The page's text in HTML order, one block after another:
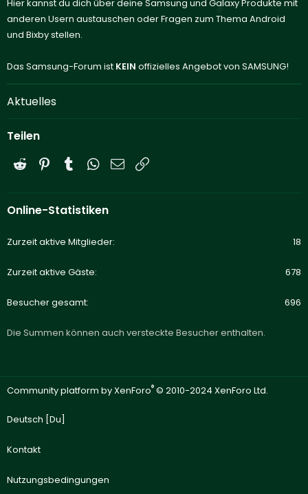
Hier kannst du dich über deine Samsung und Galaxy Produkte mit
anderen Usern austauschen oder Fragen zum Thema Android
und Bixby stellen.
Das Samsung-Forum ist KEIN offizielles Angebot von SAMSUNG!
Aktuelles
Teilen
Reddit PinterestTumblrWhatsApp
E-Mail
Online-Statistiken
Zurzeit aktive Mitglieder 18
Zurzeit aktive Gäste 678
Besucher gesamt 696
Die Summen können auch versteckte Besucher enthalten.
Community platform by XenForo® © 2010-2024 XenForo Ltd.
Deutsch [Du]
Kontakt
Nutzungsbedingungen